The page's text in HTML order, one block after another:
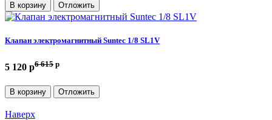
В корзину Отложить
Клапан электромагнитный Suntec 1/8 SL1V
5 120 p6 615 p
В корзину Отложить
Наверх